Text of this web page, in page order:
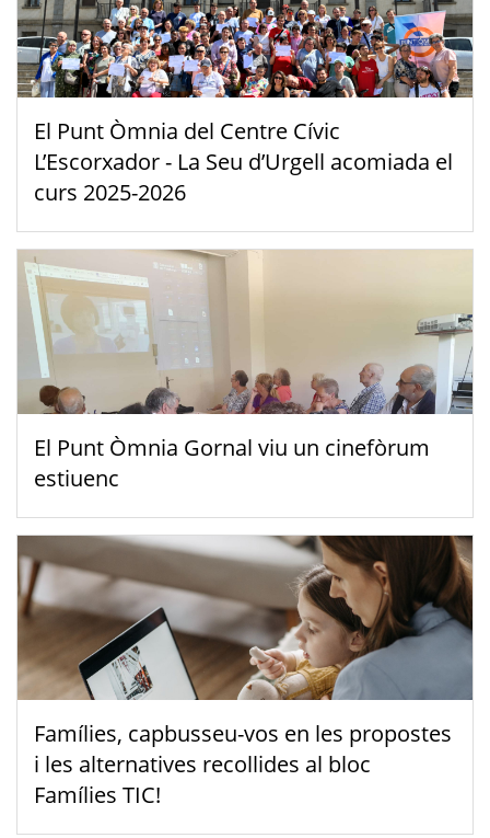
El Punt Òmnia del Centre Cívic
L’Escorxador - La Seu d’Urgell acomiada el
curs 2025-2026
El Punt Òmnia Gornal viu un cinefòrum
estiuenc
Famílies, capbusseu-vos en les propostes
i les alternatives recollides al bloc
Famílies TIC!